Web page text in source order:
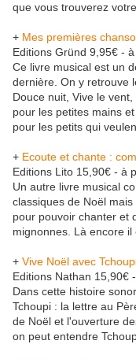
que vous trouverez
+ Mes premières
Editions Gründ 9,95€ -
Ce livre musical est un
dernière. On y retrouve
Douce nuit, Vive le
pour les petites mains
pour les petits qui
+ Ecoute et chante :
Editions Lito 15,90€ - à
Un autre livre musical
classiques de Noël
pour pouvoir chanter et
mignonnes. Là encore il
+ Vive Noël avec
Editions Nathan 15,90€
Dans cette histoire
Tchoupi : la lettre au
de Noël et l'ouverture
on peut entendre